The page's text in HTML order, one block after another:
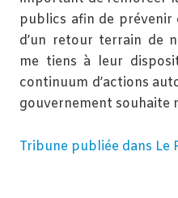
publics afin de
d’un retour terrain de
me tiens à leur
continuum d’actions
gouvernement souhaite
Tribune publiée dans Le